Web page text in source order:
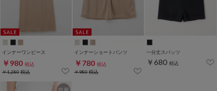
インナーワンピース
￥980 税込
￥1,280税込
インナーショートパンツ
￥780 税込
￥980税込
一分丈スパッツ
￥680 税込